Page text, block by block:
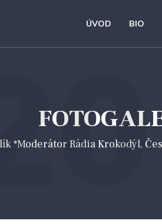
ÚVOD BIO
*Moderátor Rádia Krokodýl,